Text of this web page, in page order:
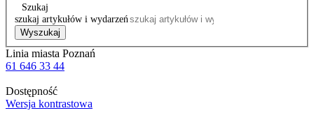
Szukaj
szukaj artykułów i wydarzeń
Wyszukaj
Linia miasta Poznań
61 646 33 44
Dostępność
Wersja kontrastowa